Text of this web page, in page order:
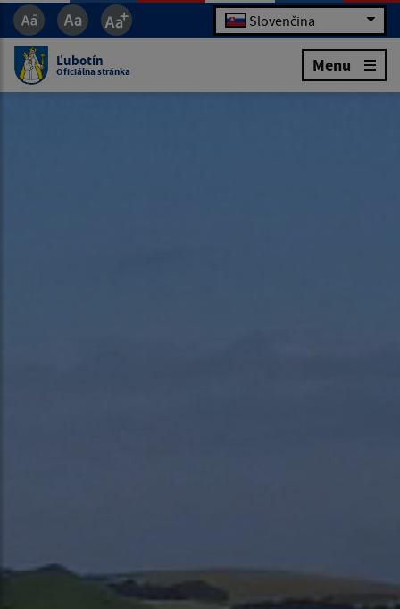
Slovenčina
Ľubotín
Oficiálna stránka Menu